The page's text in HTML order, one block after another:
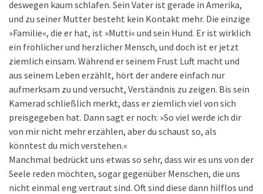
deswegen kaum schlafen. Sein Vater ist gerade in Amerika,
und zu seiner Mutter besteht kein Kontakt mehr. Die einzige
»Familie«, die er hat, ist »Mutti« und sein Hund. Er ist wirklich
ein fröhlicher und herzlicher Mensch, und doch ist er jetzt
ziemlich einsam. Während er seinem Frust Luft macht und
aus seinem Leben erzählt, hört der andere einfach nur
aufmerksam zu und versucht, Verständnis zu zeigen. Bis sein
Kamerad schließlich merkt, dass er ziemlich viel von sich
preisgegeben hat. Dann sagt er noch: »So viel werde ich dir
von mir nicht mehr erzählen, aber du schaust so, als
könntest du mich verstehen.«
Manchmal bedrückt uns etwas so sehr, dass wir es uns von der
Seele reden möchten, sogar gegenüber Menschen, die uns
nicht einmal eng vertraut sind. Oft sind diese dann hilflos und